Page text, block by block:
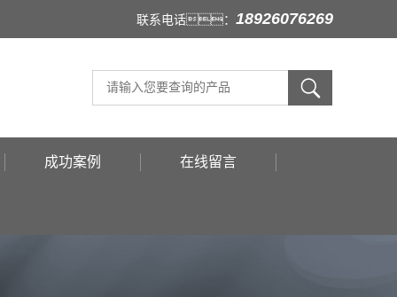
联系电话： 18926076269
成功案例 在线留言